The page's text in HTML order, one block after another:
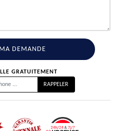
GRATUITEMENT